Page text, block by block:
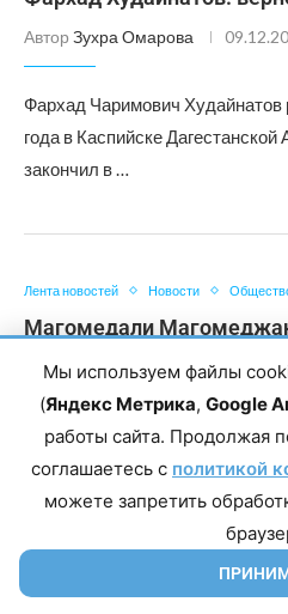
Автор Зухра Омарова
Фархад Чаримович Худайнатов
года в Каспийске
закончил в …
Лента новостей Новости
Магомедали
АвторЗухра Омарова
Магомедали Камильевич
1967 года в селе Алют
Мы используем файлы
(Яндекс Метрика, Google
работы сайта. Продолжая
соглашаетесь с политикой
можете запретить